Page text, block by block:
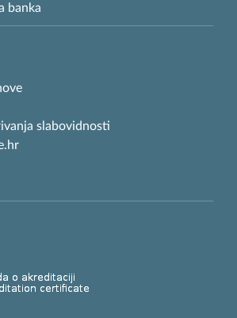
banka
slabovidnosti